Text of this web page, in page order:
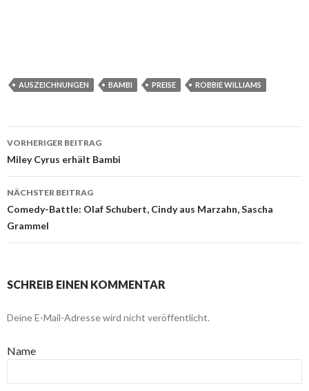
AUSZEICHNUNGEN BAMBI PREISE ROBBIE WILLIAMS
Beitragsnavigation
VORHERIGER BEITRAG
Miley Cyrus erhält Bambi
NÄCHSTER BEITRAG
Comedy-Battle: Olaf Schubert, Cindy aus Marzahn, Sascha
Grammel
SCHREIB EINEN KOMMENTAR
Deine E-Mail-Adresse wird nicht veröffentlicht.
Name